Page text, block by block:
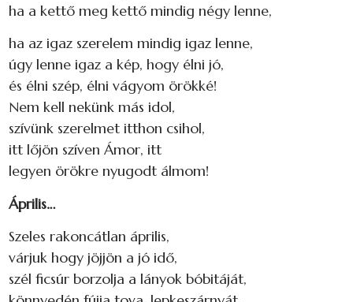
ha a kettő meg kettő mindig négy lenne,
ha az igaz szerelem mindig igaz lenne,
úgy lenne igaz a kép, hogy élni jó,
és élni szép, élni vágyom örökké!
Nem kell nekünk más idol,
szívünk szerelmet itthon csihol,
itt lőjön szíven Ámor, itt
legyen örökre nyugodt álmom!
Április…
Szeles rakoncátlan április,
várjuk hogy jöjjön a jó idő,
szél ficsúr borzolja a lányok bóbitáját,